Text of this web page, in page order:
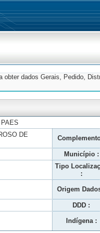
obter dados Gerais, Pedido,
DE
Município :
Tipo
:
Origem
DDD :
Indígena :